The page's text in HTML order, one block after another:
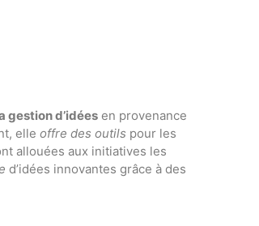
gestion d’idées en provenance
elle offre des outils pour les
allouées aux initiatives les
d’idées innovantes grâce à des